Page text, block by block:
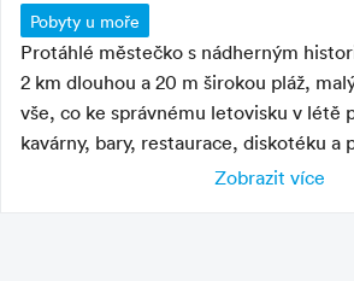
Pobyty u moře
Protáhlé městečko s nádherným
2 km dlouhou a 20 m širokou pláž,
vše, co ke správnému letovisku v létě
kavárny, bary, restaurace, diskotéku a
moře, která ožívá především večer.
Zobrazit více